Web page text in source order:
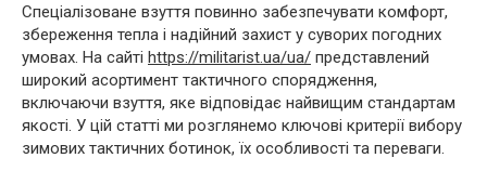
Спеціалізоване взуття повинно забезпечувати комфорт,
збереження тепла і надійний захист у суворих погодних
умовах. На сайті https://militarist.ua/ua/ представлений
широкий асортимент тактичного спорядження,
включаючи взуття, яке відповідає найвищим стандартам
якості. У цій статті ми розглянемо ключові критерії вибору
зимових тактичних ботинок, їх особливості та переваги.